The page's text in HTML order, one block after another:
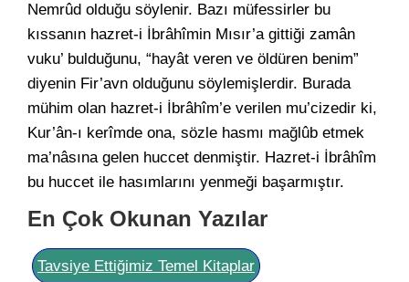
Nemrûd olduğu söylenir. Bazı müfessirler bu
kıssanın hazret-i İbrâhîmin Mısır’a gittiği zamân
vuku’ bulduğunu, “hayât veren ve öldüren benim”
diyenin Fir’avn olduğunu söylemişlerdir. Burada
mühim olan hazret-i İbrâhîm’e verilen mu’cizedir ki,
Kur’ân-ı kerîmde ona, sözle hasmı mağlûb etmek
ma’nâsına gelen huccet denmiştir. Hazret-i İbrâhîm
bu huccet ile hasımlarını yenmeği başarmıştır.
En Çok Okunan Yazılar
Tavsiye Ettiğimiz Temel Kitaplar